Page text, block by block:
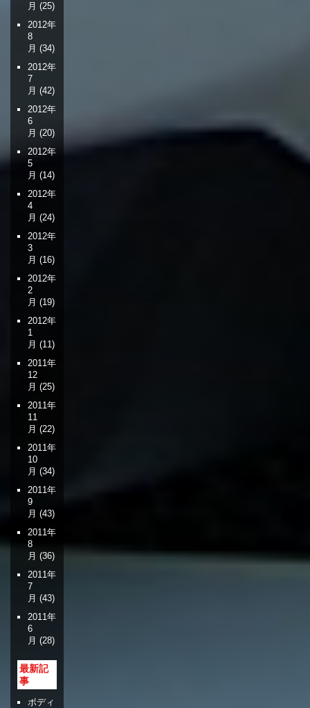
月 (25)
2012年
8
月 (34)
2012年
7
月 (42)
2012年
6
月 (20)
2012年
5
月 (14)
2012年
4
月 (24)
2012年
3
月 (16)
2012年
2
月 (19)
2012年
1
月 (11)
2011年
12
月 (25)
2011年
11
月 (22)
2011年
10
月 (34)
2011年
9
月 (43)
2011年
8
月 (36)
2011年
7
月 (43)
2011年
6
月 (28)
最新記
事
ボディ